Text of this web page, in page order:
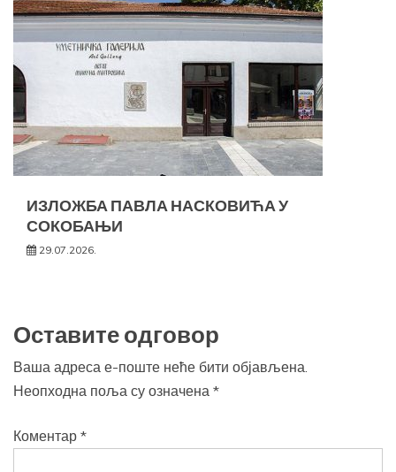
ИЗЛОЖБА ПАВЛА НАСКОВИЋА У
СОКОБАЊИ
29.07.2026.
Оставите одговор
Ваша адреса е-поште неће бити објављена.
Неопходна поља су означена *
Коментар *